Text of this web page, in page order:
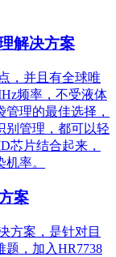
解决方案
，并且有全球唯
频率，不受液体
理的最佳选择，
别管理，都可以轻
芯片结合起来，
率。
案
方案，是针对目
，加入HR7738